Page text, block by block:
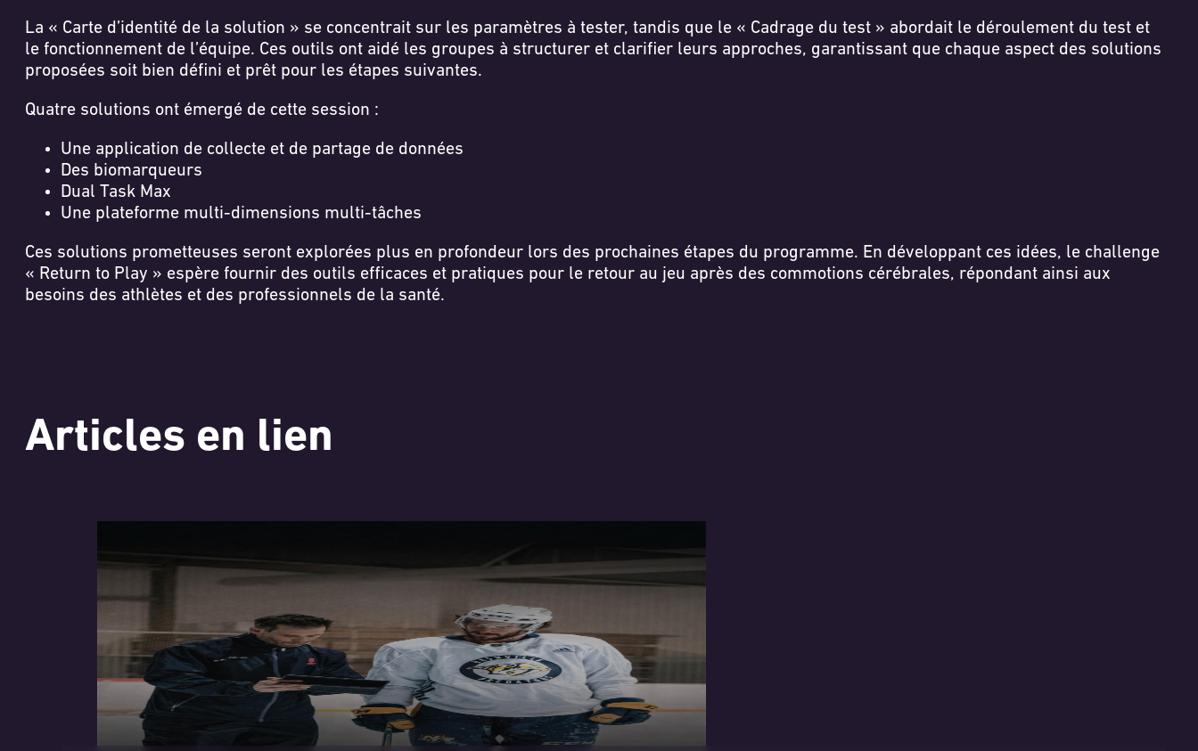
La « Carte d’identité de la solution » se concentrait sur les paramètres à tester, tandis que le « Cadrage du test » abordait le déroulement du test et
le fonctionnement de l’équipe. Ces outils ont aidé les groupes à structurer et clarifier leurs approches, garantissant que chaque aspect des solutions
proposées soit bien défini et prêt pour les étapes suivantes.
Quatre solutions ont émergé de cette session :
Une application de collecte et de partage de données
Des biomarqueurs
Dual Task Max
Une plateforme multi-dimensions multi-tâches
Ces solutions prometteuses seront explorées plus en profondeur lors des prochaines étapes du programme. En développant ces idées, le challenge
« Return to Play » espère fournir des outils efficaces et pratiques pour le retour au jeu après des commotions cérébrales, répondant ainsi aux
besoins des athlètes et des professionnels de la santé.
Articles en lien